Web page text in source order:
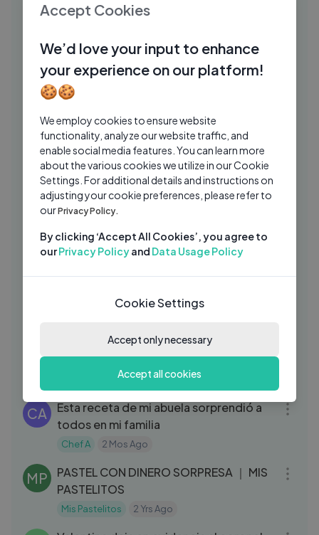
GELATINA DE PLATANO Y QUESO
Rosvi Hernandez 4 Mos Ago
RH
Postre más que económico solo 3
ingredientes o solo 2 facilísimo de
bombones
Rosvi Hernandez 3 Mos Ago
ML
Tacos de pescado capeado | 3 minutos
en la cocina
Munchies Lab 1 Yrs Ago 06:42
RH
GELATINA BOMBONES⧸ Dessert Jelly
candy
Rosvi Hernandez 4 Mos Ago
Gelatina de soda o refresco 3
Gelatinas de mosaico con piña para
negocio súper fácil pocos ingredientes
Rosvi Hernandez 4 Mos Ago
CA
Esta receta de mi abuela sorprendió a
todos en mi familia
Chef A 2 Mos Ago
MP
PASTEL CON DINERO SORPRESA ｜ MIS
PASTELITOS
Mis Pastelitos 2 Yrs Ago
Accept Cookies
We’d love your input to enhance
your experience on our platform!
🍪🍪
We employ cookies to ensure website
functionality, analyze our website traffic, and
enable social media features. You can learn more
about the various cookies we utilize in our Cookie
Settings. For additional details and instructions on
adjusting your cookie preferences, please refer to
ourPrivacy Policy.
By clicking ‘Accept All Cookies’, you agree to
ourPrivacy Policyand Data Usage Policy
Cookie Settings
Accept only necessary
Accept all cookies